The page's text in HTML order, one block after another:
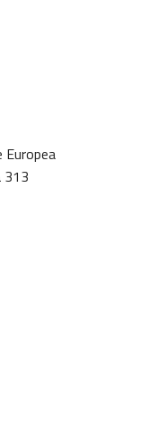
Europea
313